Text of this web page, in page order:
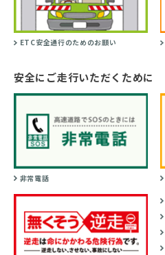
ETC安全通行のためのお願い
安全にご走行いただくために
非常電話